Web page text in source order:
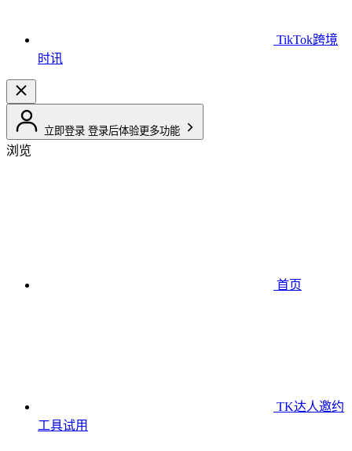
TikTok跨境
时讯
立即登录 登录后体验更多功能
浏览
首页
TK达人邀约
工具试用